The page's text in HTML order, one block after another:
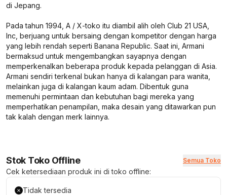
di Jepang.
Pada tahun 1994, A / X-toko itu diambil alih oleh Club 21 USA,
Inc, berjuang untuk bersaing dengan kompetitor dengan harga
yang lebih rendah seperti Banana Republic. Saat ini, Armani
bermaksud untuk mengembangkan sayapnya dengan
memperkenalkan beberapa produk kepada pelanggan di Asia.
Armani sendiri terkenal bukan hanya di kalangan para wanita,
melainkan juga di kalangan kaum adam. Dibentuk guna
memenuhi permintaan dan kebutuhan bagi mereka yang
memperhatikan penampilan, maka desain yang ditawarkan pun
tak kalah dengan merk lainnya.
Stok Toko Offline Semua Toko
Cek ketersediaan produk ini di toko offline:
Tidak tersedia